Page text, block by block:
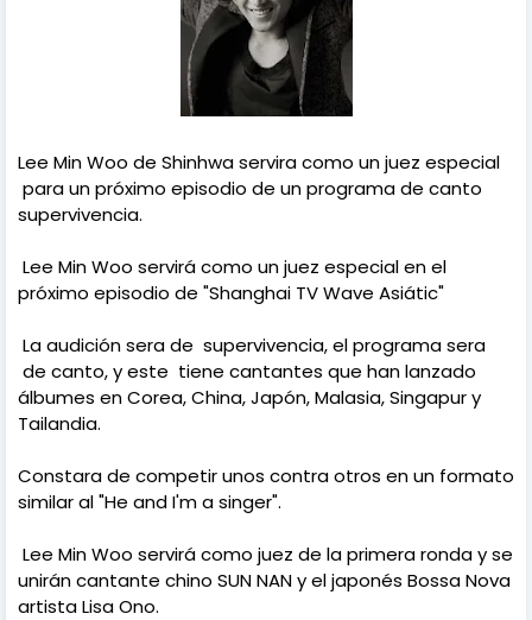
Lee Min Woo de Shinhwa servira como un juez especial
para un próximo episodio de un programa de canto
supervivencia.
Lee Min Woo servirá como un juez especial en el
próximo episodio de "Shanghai TV Wave Asiátic"
La audición sera de supervivencia, el programa sera
de canto, y este tiene cantantes que han lanzado
álbumes en Corea, China, Japón, Malasia, Singapur y
Tailandia.
Constara de competir unos contra otros en un formato
similar al "He and I'm a singer".
Lee Min Woo servirá como juez de la primera ronda y se
unirán cantante chino SUN NAN y el japonés Bossa Nova
artista Lisa Ono.